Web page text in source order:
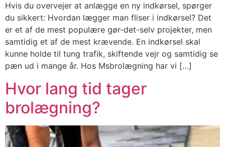
Hvis du overvejer at anlægge en ny indkørsel, spørger
du sikkert: Hvordan lægger man fliser i indkørsel? Det
er et af de mest populære gør-det-selv projekter, men
samtidig et af de mest krævende. En indkørsel skal
kunne holde til tung trafik, skiftende vejr og samtidig se
pæn ud i mange år. Hos Msbrolægning har vi […]
Hvor lang tid tager
brolægning?